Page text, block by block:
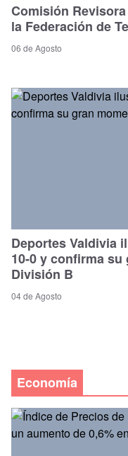
Comisión
la Federación de
06 de Agosto
Deportes Valdivia
10-0 y confirma su
División B
04 de Agosto
Economía